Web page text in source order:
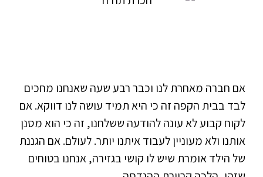
אם חברה מאחרת לנו וכבר רבע שעה שאנחנו מחכים
לבד בבית הקפה זה כי היא תמיד עושה לנו דווקא. אם
לקוח קבוע לא עונה להודעה ששלחנו, זה כי הוא מסנן
אותנו ולא מעוניין לעבוד איתנו יותר. לעולם. אם הגננת
של הילד אומרת שיש לו קושי בגזירה, אנחנו בטוחים